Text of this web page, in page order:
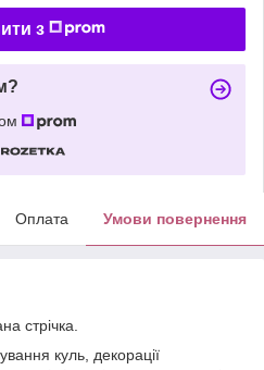
з
Оплата Умови повернення
стрічка.
куль, декорації